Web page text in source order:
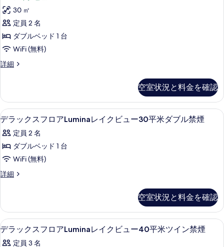
ル
ベ
ッ
ド
台]
煙
レ
イ
ク
ビ
ュ
平
米)
の
ム
[シ
ン
グ
ベ
ッ
ド
禁
-
レ
イ
ク
ビ
ュ
ー
(40
の
詳
細
ク
ス
ダ
ブ
ル
ム
[ダ
ブ
ル
ベ
ッ
ド
禁
煙
-
30 ㎡
定員 2 名
ダブルベッド 1 台
WiFi (無料)
詳細
デ
ス
ダ
ブ
ル
ー
[ダ
ブ
ル
ド
台]
禁
煙
空室状況と料金を確認
デ
ラ
ッ
ク
ス
フ
ア
Lumina
レ
イ
セーフティボックス (室内)、デスク
1
デラックスフロアLuminaレイクビュー30平米ダブル禁煙
定員 2 名
ダブルベッド 1 台
WiFi (無料)
詳細
デ
ス
フ
ロ
空室状況と料金を確認
デ
ラ
セーフティボックス (室内)、デスク
1
デラックスフロアLuminaレイクビュー40平米ツイン禁煙
定員 3 名